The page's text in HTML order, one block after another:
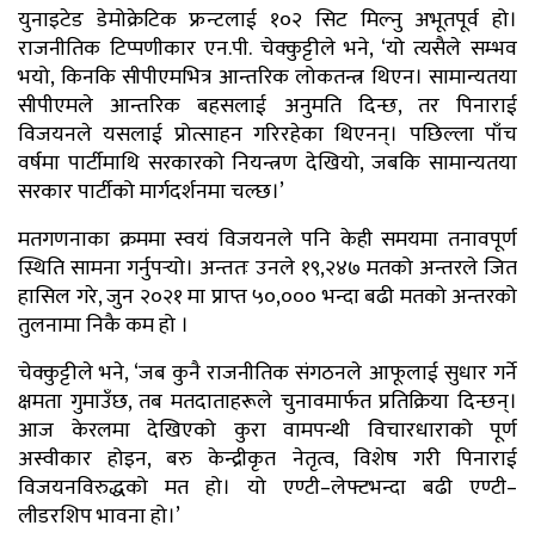
युनाइटेड डेमोक्रेटिक फ्रन्टलाई १०२ सिट मिल्नु अभूतपूर्व हो।
राजनीतिक टिप्पणीकार एन.पी. चेक्कुट्टीले भने, ‘यो त्यसैले सम्भव
भयो, किनकि सीपीएमभित्र आन्तरिक लोकतन्त्र थिएन। सामान्यतया
सीपीएमले आन्तरिक बहसलाई अनुमति दिन्छ, तर पिनाराई
विजयनले यसलाई प्रोत्साहन गरिरहेका थिएनन्। पछिल्ला पाँच
वर्षमा पार्टीमाथि सरकारको नियन्त्रण देखियो, जबकि सामान्यतया
सरकार पार्टीको मार्गदर्शनमा चल्छ।’
मतगणनाका क्रममा स्वयं विजयनले पनि केही समयमा तनावपूर्ण
स्थिति सामना गर्नुपर्‍यो। अन्ततः उनले १९,२४७ मतको अन्तरले जित
हासिल गरे, जुन २०२१ मा प्राप्त ५०,००० भन्दा बढी मतको अन्तरको
तुलनामा निकै कम हो ।
चेक्कुट्टीले भने, ‘जब कुनै राजनीतिक संगठनले आफूलाई सुधार गर्ने
क्षमता गुमाउँछ, तब मतदाताहरूले चुनावमार्फत प्रतिक्रिया दिन्छन्।
आज केरलमा देखिएको कुरा वामपन्थी विचारधाराको पूर्ण
अस्वीकार होइन, बरु केन्द्रीकृत नेतृत्व, विशेष गरी पिनाराई
विजयनविरुद्धको मत हो। यो एण्टी–लेफ्टभन्दा बढी एण्टी–
लीडरशिप भावना हो।’